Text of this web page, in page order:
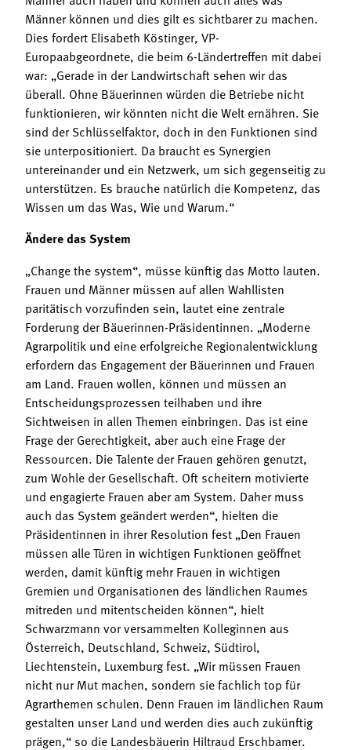
Männer können und dies gilt es sichtbarer zu machen.
Dies fordert Elisabeth Köstinger, VP-
Europaabgeordnete, die beim 6-Ländertreffen mit dabei
war: „Gerade in der Landwirtschaft sehen wir das
überall. Ohne Bäuerinnen würden die Betriebe nicht
funktionieren, wir könnten nicht die Welt ernähren. Sie
sind der Schlüsselfaktor, doch in den Funktionen sind
sie unterpositioniert. Da braucht es Synergien
untereinander und ein Netzwerk, um sich gegenseitig zu
unterstützen. Es brauche natürlich die Kompetenz, das
Wissen um das Was, Wie und Warum.“
Ändere das System
„Change the system“, müsse künftig das Motto lauten.
Frauen und Männer müssen auf allen Wahllisten
paritätisch vorzufinden sein, lautet eine zentrale
Forderung der Bäuerinnen-Präsidentinnen. „Moderne
Agrarpolitik und eine erfolgreiche Regionalentwicklung
erfordern das Engagement der Bäuerinnen und Frauen
am Land. Frauen wollen, können und müssen an
Entscheidungsprozessen teilhaben und ihre
Sichtweisen in allen Themen einbringen. Das ist eine
Frage der Gerechtigkeit, aber auch eine Frage der
Ressourcen. Die Talente der Frauen gehören genutzt,
zum Wohle der Gesellschaft. Oft scheitern motivierte
und engagierte Frauen aber am System. Daher muss
auch das System geändert werden“, hielten die
Präsidentinnen in ihrer Resolution fest „Den Frauen
müssen alle Türen in wichtigen Funktionen geöffnet
werden, damit künftig mehr Frauen in wichtigen
Gremien und Organisationen des ländlichen Raumes
mitreden und mitentscheiden können“, hielt
Schwarzmann vor versammelten Kolleginnen aus
Österreich, Deutschland, Schweiz, Südtirol,
Liechtenstein, Luxemburg fest. „Wir müssen Frauen
nicht nur Mut machen, sondern sie fachlich top für
Agrarthemen schulen. Denn Frauen im ländlichen Raum
gestalten unser Land und werden dies auch zukünftig
prägen,“ so die Landesbäuerin Hiltraud Erschbamer.